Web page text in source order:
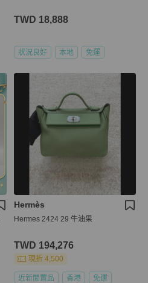
TWD 18,888
狀況良好 本地 免運
Hermès
Hermes 2424 29 牛油果
TWD 194,276
現折 4,500
近新閒置品 香港 免運